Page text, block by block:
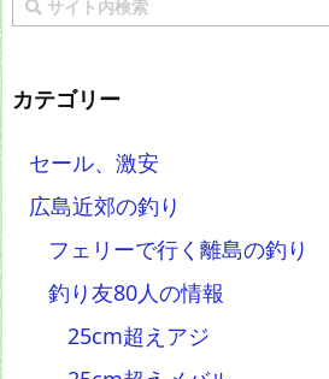
カテゴリー
セール、激安
広島近郊の釣り
フェリーで行く離島の釣り
釣り友80人の情報
25cm超えアジ